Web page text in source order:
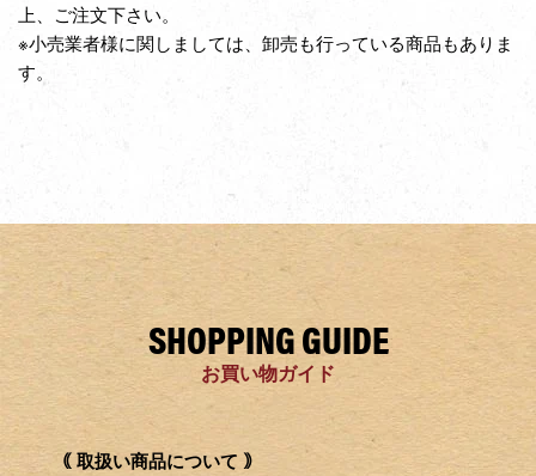
上、ご注文下さい。
※小売業者様に関しましては、卸売も行っている商品もありま
す。
SHOPPING GUIDE
お買い物ガイド
｟ 取扱い商品について ｠